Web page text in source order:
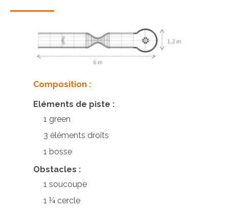
Composition :
Eléments de piste :
1 green
3 éléments droits
1 bosse
Obstacles :
1 soucoupe
1 ¼ cercle